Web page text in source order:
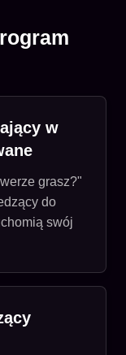
w
grasz?"
do
swój